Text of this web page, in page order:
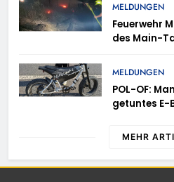
MELDUNGEN
Feuerwehr
des Main-
Rheingau-
des
MELDUNGEN
POL-OF:
getuntes E-
gleich
MEHR